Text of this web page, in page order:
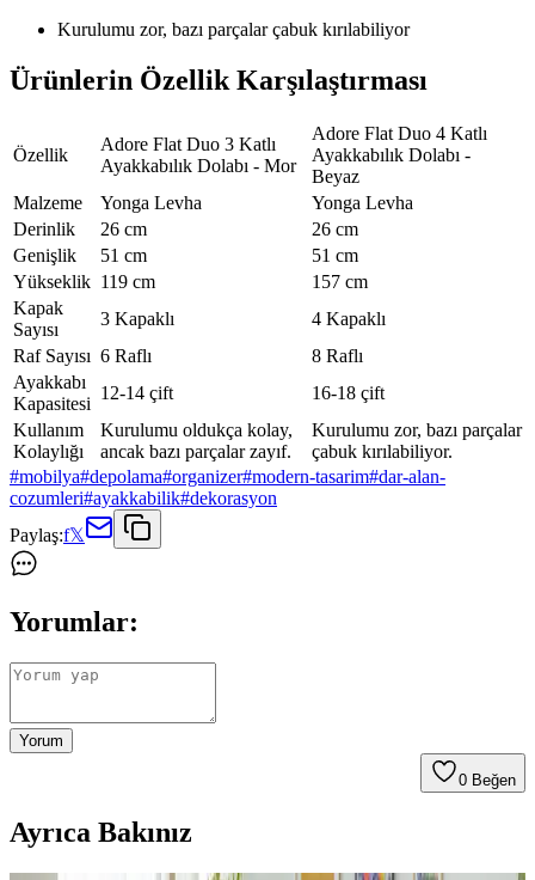
Kurulumu zor, bazı parçalar çabuk kırılabiliyor
Ürünlerin Özellik Karşılaştırması
Özellik
Adore Flat Duo 3 Katlı
Ayakkabılık Dolabı - Mor
Adore Flat Duo 4 Katlı
Ayakkabılık Dolabı -
Beyaz
Malzeme
Yonga Levha
Yonga Levha
Derinlik
26 cm
26 cm
Genişlik
51 cm
51 cm
Yükseklik 119 cm
157 cm
Kapak
Sayısı
3 Kapaklı
4 Kapaklı
Raf Sayısı 6 Raflı
8 Raflı
Ayakkabı
Kapasitesi
12-14 çift
16-18 çift
Kullanım
Kolaylığı
Kurulumu oldukça kolay,
ancak bazı parçalar zayıf.
Kurulumu zor, bazı parçalar
çabuk kırılabiliyor.
#mobilya#depolama#organizer#modern-tasarim#dar-alan-
cozumleri#ayakkabilik#dekorasyon
Paylaş:f𝕏
Yorumlar:
Yorum
0 Beğen
Ayrıca Bakınız